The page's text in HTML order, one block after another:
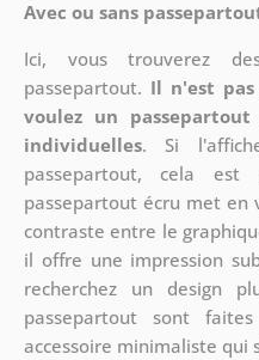
Avec ou sans
Ici, vous trouverez
passepartout. Il n'est
voulez un
individuelles. Si
passepartout, cela
passepartout écru met en
contraste entre le
il offre une impression
recherchez un design
passepartout sont
accessoire minimaliste